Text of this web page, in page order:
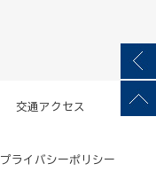
交通アクセス
プライバシーポリシー